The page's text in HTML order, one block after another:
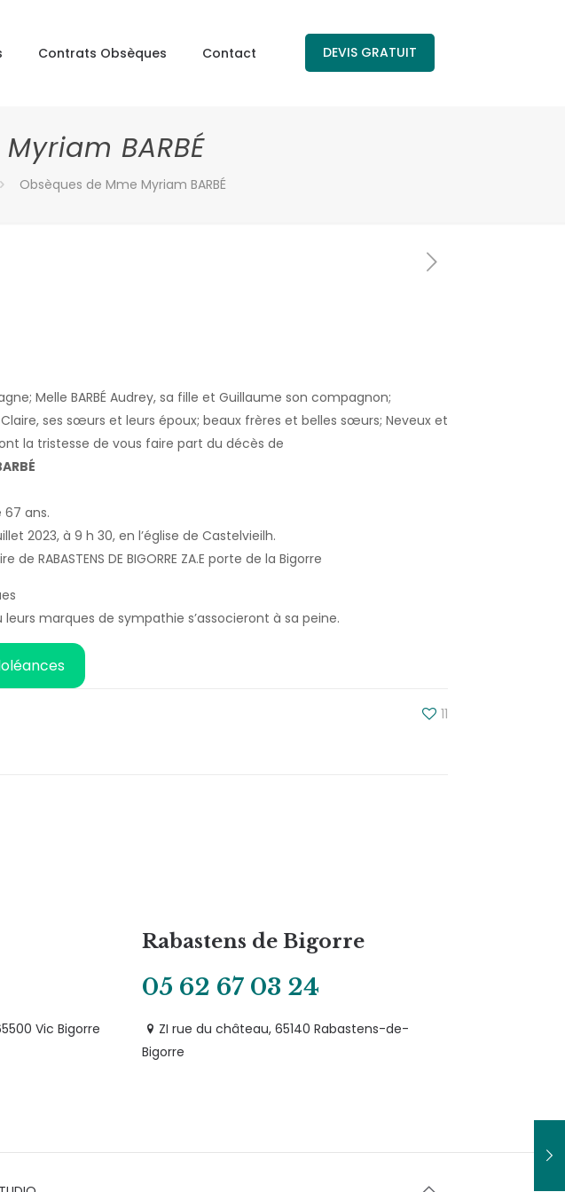
Contrats Obsèques Contact DEVIS GRATUIT
BARBÉ
Obsèques de Mme Myriam BARBÉ
Melle BARBÉ Audrey, sa fille et Guillaume son compagnon;
ses sœurs et leurs époux; beaux frères et belles sœurs; Neveux et
ont la tristesse de vous faire part du décès de
67 ans.
2023, à 9 h 30, en l’église de Castelvieilh.
DE BIGORRE ZA.E porte de la Bigorre
marques de sympathie s’associeront à sa peine.
11
Vic Bigorre
Rabastens de Bigorre
05 62 67 03 24
ZI rue du château, 65140 Rabastens-de-
Bigorre